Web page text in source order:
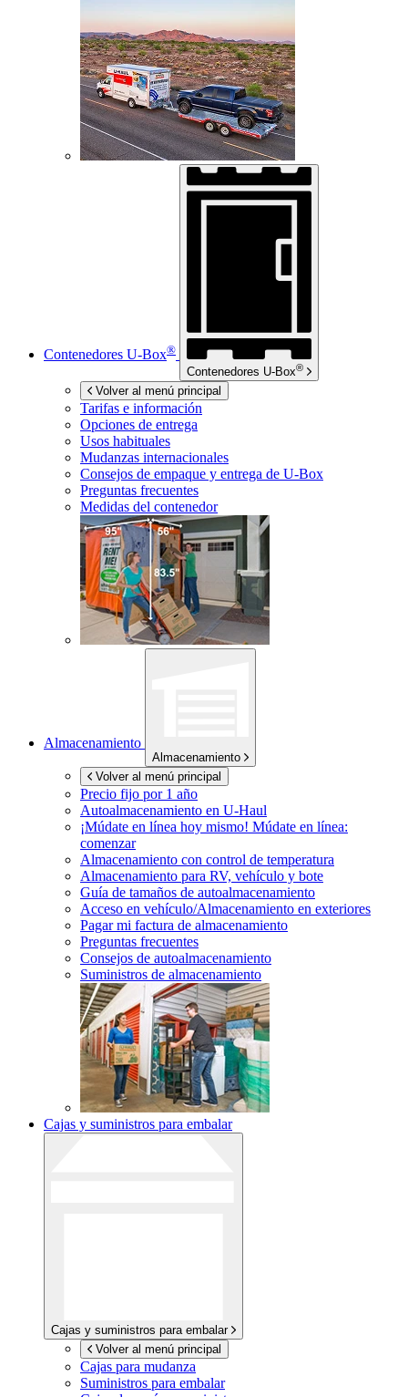
Contenedores U-Box®
Contenedores U-Box®
Volver al menú principal
Tarifas e información
Opciones de entrega
Usos habituales
Mudanzas internacionales
Consejos de empaque y entrega de U-Box
Preguntas frecuentes
Medidas del contenedor
Almacenamiento
Almacenamiento
Volver al menú principal
Precio fijo por 1 año
Autoalmacenamiento en U-Haul
¡Múdate en línea hoy mismo! Múdate en línea:
comenzar
Almacenamiento con control de temperatura
Almacenamiento para RV, vehículo y bote
Guía de tamaños de autoalmacenamiento
Acceso en vehículo/Almacenamiento en exteriores
Pagar mi factura de almacenamiento
Preguntas frecuentes
Consejos de autoalmacenamiento
Suministros de almacenamiento
Cajas y suministros para embalar
Cajas y suministros para embalar
Volver al menú principal
Cajas para mudanza
Suministros para embalar